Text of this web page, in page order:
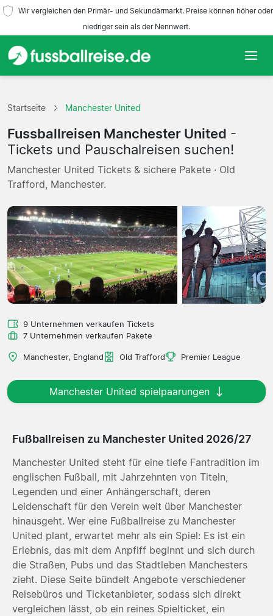
Wir vergleichen den Primär- und Sekundärmarkt. Preise können höher oder
niedriger sein als der Nennwert.
Mannschaften
Ligen
Reisebüros
Startseite Manchester United
Fussballreisen Manchester United -
Tickets und Pauschalreisen suchen!
Manchester United Tickets & sichere Pakete · Old
Trafford, Manchester.
9 Unternehmen verkaufen Tickets
7 Unternehmen verkaufen Pakete
Manchester, England Old Trafford Premier League
Manchester United spielpaarungen
Fußballreisen zu Manchester United 2026/27
Manchester United steht für eine tiefe Fantradition im
englischen Fußball, mit Jahrzehnten von Titeln,
Legenden und einer Anhängerschaft, deren
Leidenschaft für den Verein weit über Manchester
hinausgeht. Wer eine Fußballreise zu Manchester
United plant, erwartet mehr als ein Spiel: Es ist ein
Erlebnis, das mit dem Anpfiff beginnt und sich durch
die Straßen, Pubs und das Stadtleben Manchesters
zieht. Diese Seite bündelt Angebote verschiedener
Reisebüros und Ticketanbieter, sodass sich direkt
vergleichen lässt, ob ein reines Spielticket, ein